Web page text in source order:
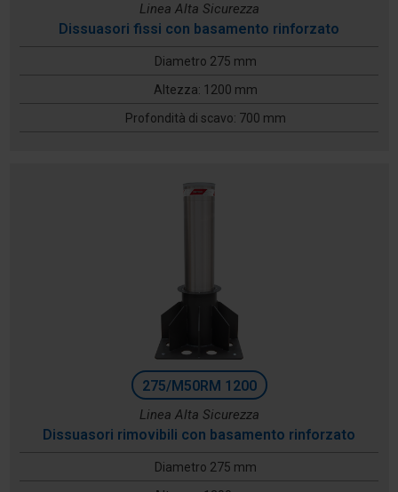
Linea Alta Sicurezza
Dissuasori fissi con basamento rinforzato
Diametro 275 mm
Altezza: 1200 mm
Profondità di scavo: 700 mm
275/M50RM 1200
Linea Alta Sicurezza
Dissuasori rimovibili con basamento rinforzato
Diametro 275 mm